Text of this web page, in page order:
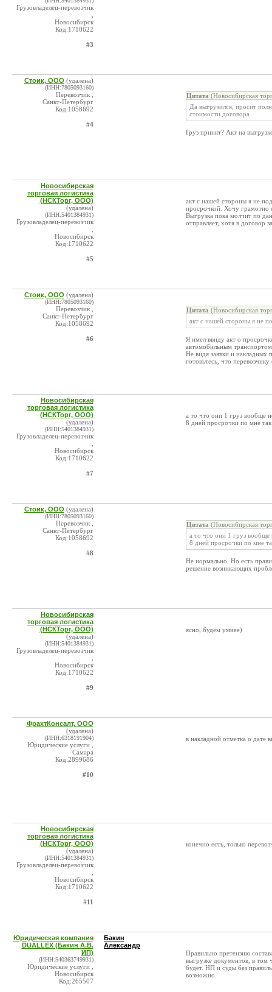
Грузовладелец-перевозчик
Новосибирск
Код:1710622
#3
Стоик, ООО (удалена)
(ИНН:7805093160)
Перевозчик ,
Санкт-Петербург
Код:1058692
#4
Цитата (Новосибирская
Да выгрузился, просит
стоимости договора
Груз принят? Акт на
Новосибирская
торговая логистика
(НСКТорг, ООО)
(удалена)
(ИНН:5401384931)
Грузовладелец-перевозчик
Новосибирск
Код:1710622
#5
акт с нашей стороны я не
просрочкой. Хочу грамотно
Выгрузка пока молчит по
отправляет, хотя в договор
Стоик, ООО (удалена)
(ИНН:7805093160)
Перевозчик ,
Санкт-Петербург
Код:1058692
#6
Цитата (Новосибирская
акт с нашей стороны я не
Я имел ввиду акт о
автомобильным
Не видя заявки и накладных
готовьтесь, что
Новосибирская
торговая логистика
(НСКТорг, ООО)
(удалена)
(ИНН:5401384931)
Грузовладелец-перевозчик
Новосибирск
Код:1710622
#7
а то что они 1 груз вообще
8 дней просрочки по мне
Стоик, ООО (удалена)
(ИНН:7805093160)
Перевозчик ,
Санкт-Петербург
Код:1058692
#8
Цитата (Новосибирская
а то что они 1 груз вообще
8 дней просрочки по мне
Не нормально. Но есть
решение возникающих
Новосибирская
торговая логистика
(НСКТорг, ООО)
(удалена)
(ИНН:5401384931)
Грузовладелец-перевозчик
Новосибирск
Код:1710622
#9
ясно, будем умнее)
ФрахтКонсалт, ООО
(удалена)
(ИНН:6318191904)
Юридические услуги ,
Самара
Код:2899686
#10
в накладной отметка о дате
Новосибирская
торговая логистика
(НСКТорг, ООО)
(удалена)
(ИНН:5401384931)
Грузовладелец-перевозчик
Новосибирск
Код:1710622
#11
конечно есть, только
Юридическая компания
DUALLEX (Бакин А.В.
ИП)
(ИНН:540363749931)
Юридические услуги ,
Новосибирск
Код:265507
Бакин
Александр
Правильно претензию
выгрузке документов, в том
будет. НП и суды без
возможно.